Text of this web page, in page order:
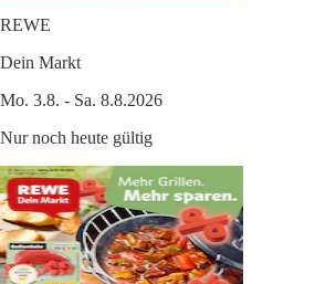
REWE
Dein Markt
Mo. 3.8. - Sa. 8.8.2026
Nur noch heute gültig